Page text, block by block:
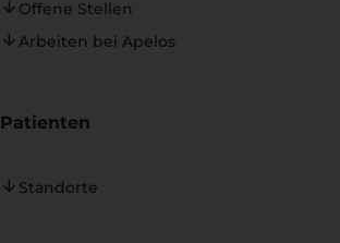
Offene Stellen
Arbeiten bei Apelos
Patienten
Standorte